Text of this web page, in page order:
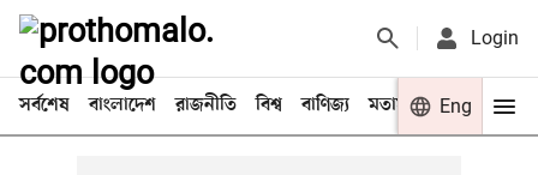
Login
সর্বশেষ বাংলাদেশ রাজনীতি বিশ্ব বাণিজ্য মতামত খেলা
Eng